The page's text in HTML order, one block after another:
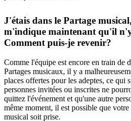
J'étais dans le Partage
m'indique maintenant qu'il
Comment puis-je revenir?
Comme l'équipe est encore en train de
Partages musicaux, il y a
places offertes pour les adeptes, ce qui
personnes invitées ou inscrites ne
quittez l'événement et qu'une autre
même moment, il est possible que votre
musical soit prise.